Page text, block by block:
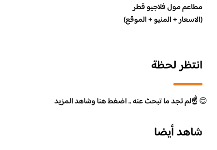
مطاعم مول فلاجيو قطر
(الاسعار + المنيو + الموقع)
انتظر لحظة
😊☝️لم تجد ما تبحث عنه .. اضغط هنا وشاهد المزيد
شاهد أيضا